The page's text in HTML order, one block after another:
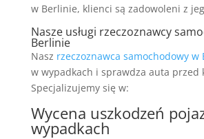
w Berlinie, klienci są zadowoleni z
Nasze usługi rzeczoznawcy
Berlinie
Nasz rzeczoznawca samochodowy w
w wypadkach i sprawdza auta przed
Specjalizujemy się w:
Wycena uszkodzeń
wypadkach